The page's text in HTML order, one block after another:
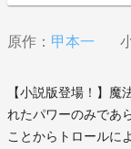
原作： 甲本一
【小説版登場！】
れたパワーのみであ
ことからトロールに